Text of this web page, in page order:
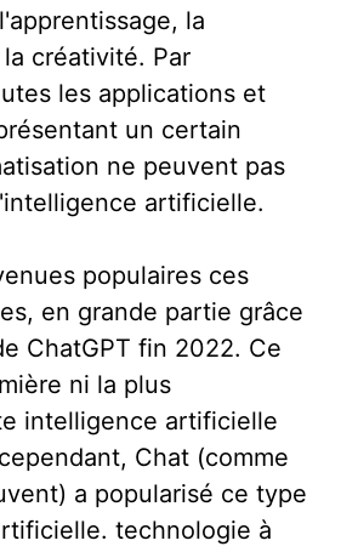
la
créativité. Par
les applications et
un certain
ne peuvent pas
artificielle.
populaires ces
en grande partie grâce
ChatGPT fin 2022. Ce
ni la plus
intelligence artificielle
Chat (comme
a popularisé ce type
technologie à